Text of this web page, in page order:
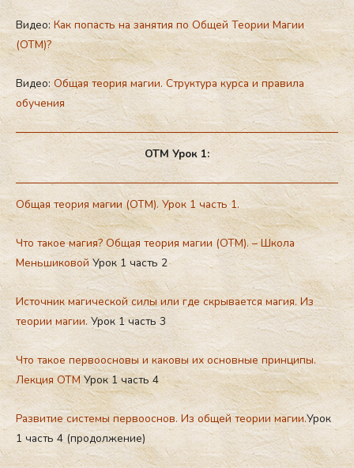
Видео:Как попасть на занятия по Общей Теории Магии
(ОТМ)?
Видео:Общая теория магии. Структура курса и правила
обучения
ОТМ Урок 1:
Общая теория магии (ОТМ). Урок 1 часть 1.
Что такое магия? Общая теория магии (ОТМ). – Школа
МеньшиковойУрок 1 часть 2
Источник магической силы или где скрывается магия. Из
теории магии.Урок 1 часть 3
Что такое первоосновы и каковы их основные принципы.
Лекция ОТМУрок 1 часть 4
Развитие системы первооснов. Из общей теории магии.Урок
1 часть 4 (продолжение)